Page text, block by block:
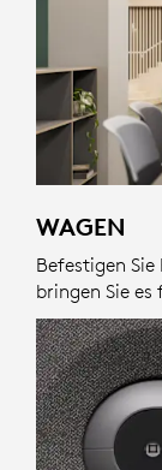
WAGEN
Befestigen
bringen Sie